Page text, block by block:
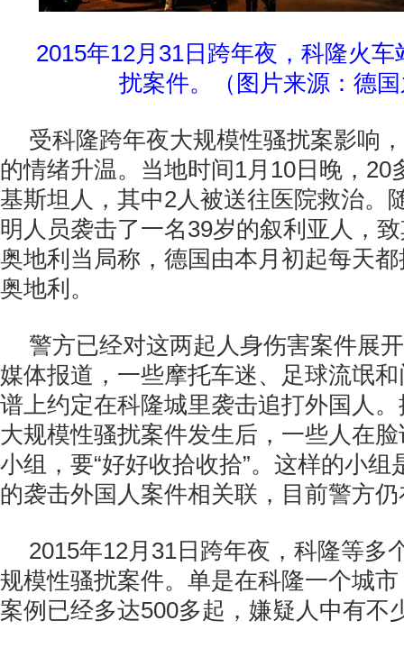
2015年12月31日跨年夜，科隆火
扰案件。（图片来源：德
受科隆跨年夜大规模性骚扰案影响
的情绪升温。当地时间1月10日晚，20
基斯坦人，其中2人被送往医院救治。
明人员袭击了一名39岁的叙利亚人，
奥地利当局称，德国由本月初起每天
奥地利。
警方已经对这两起人身伤害案件展
媒体报道，一些摩托车迷、足球流氓
谱上约定在科隆城里袭击追打外国人
大规模性骚扰案件发生后，一些人在
小组，要“好好收拾收拾”。这样的小组
的袭击外国人案件相关联，目前警方
2015年12月31日跨年夜，科隆等多
规模性骚扰案件。单是在科隆一个城
案例已经多达500多起，嫌疑人中有不